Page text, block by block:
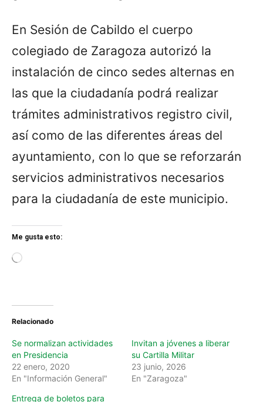
En Sesión de Cabildo el cuerpo
colegiado de Zaragoza autorizó la
instalación de cinco sedes alternas en
las que la ciudadanía podrá realizar
trámites administrativos registro civil,
así como de las diferentes áreas del
ayuntamiento, con lo que se reforzarán
servicios administrativos necesarios
para la ciudadanía de este municipio.
Me gusta esto:
g
Relacionado
Se normalizan actividades
en Presidencia
22 enero, 2020
En "Información General"
Invitan a jóvenes a liberar
su Cartilla Militar
23 junio, 2026
En "Zaragoza"
Entrega de boletos para